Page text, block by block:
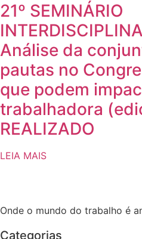
21º SEMINÁRIO
Análise da
pautas no
que podem
trabalhadora
REALIZADO
LEIA MAIS
Onde o mundo do trabalho é
Categorias